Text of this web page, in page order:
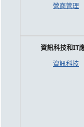
營商管理
資訊科技和IT
資訊科技